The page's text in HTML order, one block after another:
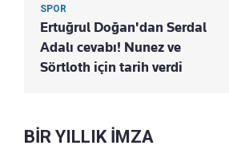
SPOR
Ertuğrul Doğan'dan Serdal
Adalı cevabı! Nunez ve
Sörtloth için tarih verdi
BİR YILLIK İMZA